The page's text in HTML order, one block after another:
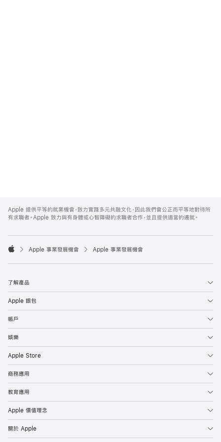
Footer
Apple 提供平等的就業機會，致力實踐多元共融文化，因此我們會公正而平等地對待所
有求職者。Apple 致力與有身體或心智障礙的求職者合作，並且提供適當的遷就。

Apple 事業發展機會 Apple 事業發展機會
了解產品
Apple 銀包
帳戶
娛樂
Apple Store
商務應用
教育應用
Apple 價值理念
關於 Apple